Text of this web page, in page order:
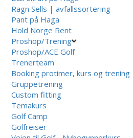
Ragn Sells | avfallssortering
Pant på Haga
Hold Norge Rent
Proshop/Trening
Proshop/ACE Golf
Trenerteam
Booking protimer, kurs og trening
Gruppetrening
Custom fitting
Temakurs
Golf Camp
Golfreiser